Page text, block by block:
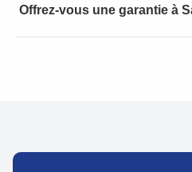
Offrez-vous une garantie à